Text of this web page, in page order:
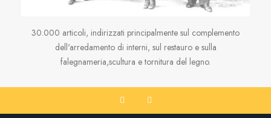
30.000 articoli, indirizzati principalmente sul complemento
dell'arredamento di interni, sul restauro e sulla
falegnameria,scultura e tornitura del legno.